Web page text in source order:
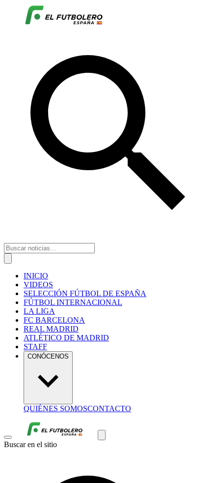
INICIO
VIDEOS
SELECCIÓN FÚTBOL DE ESPAÑA
FÚTBOL INTERNACIONAL
LA LIGA
FC BARCELONA
REAL MADRID
ATLÉTICO DE MADRID
STAFF
CONÓCENOS
QUIÉNES SOMOSCONTACTO
Buscar en el sitio